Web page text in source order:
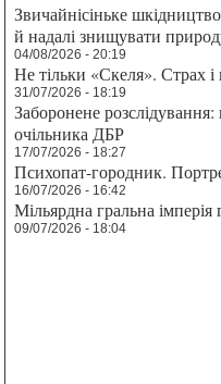
Звичайнісіньке
й надалі знищувати
04/08/2026 - 20:19
Не тільки «Скеля». Страх
31/07/2026 - 18:19
Заборонене
очільника ДБР
17/07/2026 - 18:27
Психопат-городник.
16/07/2026 - 16:42
Мільярдна гральна
09/07/2026 - 18:04